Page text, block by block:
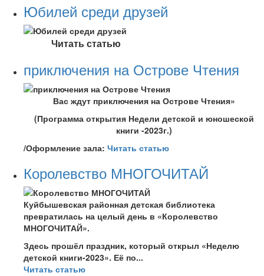
Юбилей среди друзей
Читать статью
приключения на Острове Чтения
Вас ждут приключения на Острове Чтения»
(Программа открытия Недели детской и юношеской
книги -2023г.)
/Оформление зала: Читать статью
Королевство МНОГОЧИТАЙ
Куйбышевская районная детская библиотека
превратилась на целый день в «Королевство
МНОГОЧИТАЙ».
Здесь прошёл праздник, который открыл «Неделю
детской книги-2023». Её по...
Читать статью